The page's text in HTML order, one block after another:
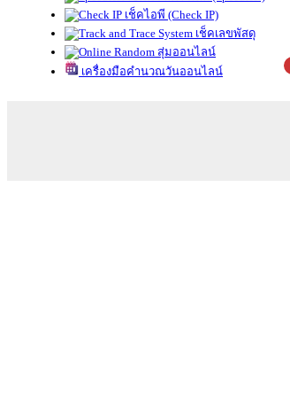
เช็คไอพี (Check IP)
เช็คเลขพัสดุ
สุ่มออนไลน์
เครื่องมือคำนวณวันออนไลน์